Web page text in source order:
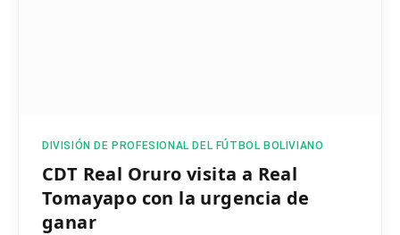
DIVISIÓN DE PROFESIONAL DEL FÚTBOL BOLIVIANO
CDT Real Oruro visita a Real
Tomayapo con la urgencia de
ganar